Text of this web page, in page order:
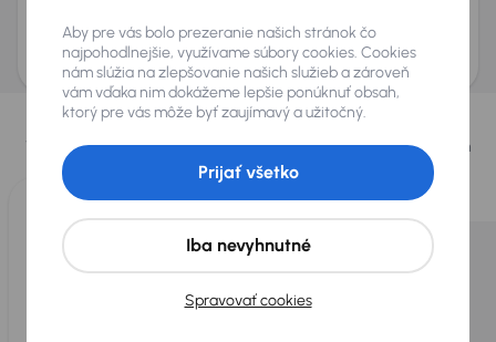
AURES Holdings a.s., so sídlom Dopravákov 874/15, Čimice, 184 00 Praha 8 bude
uchovávať a spracovávať vaše osobné údaje v súlade so zásadami ochrany a
spracovania osobných údajov.
Vybrali sme pre vás
Vyberáme pre vás tienajlepšie vozidláz našej ponuky. Každý deň
pre vás vykúpimeaž 400 vozidiel
Aby pre vás bolo prezeranie našich stránok čo
najpohodlnejšie, využívame súbory cookies. Cookies
nám slúžia na zlepšovanie našich služieb a zároveň
vám vďaka nim dokážeme lepšie ponúknuť obsah,
ktorý pre vás môže byť zaujímavý a užitočný.
Spravovať cookies
Iba nevyhnutné
Prijať všetko